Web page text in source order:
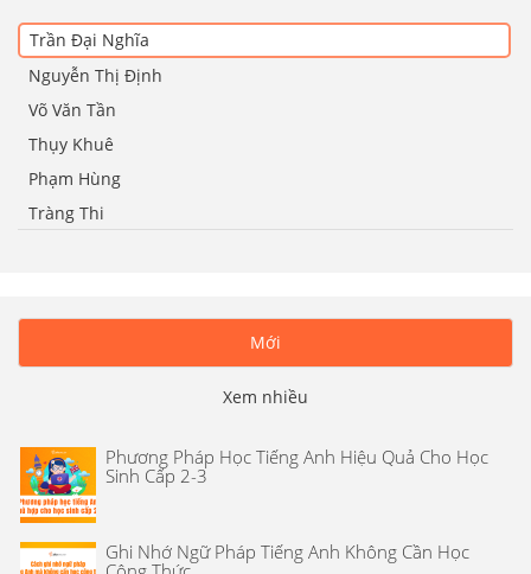
Trần Đại Nghĩa
Nguyễn Thị Định
Võ Văn Tần
Thụy Khuê
Phạm Hùng
Tràng Thi
Mới
Xem nhiều
Phương Pháp Học Tiếng Anh Hiệu Quả Cho Học
Sinh Cấp 2-3
Ghi Nhớ Ngữ Pháp Tiếng Anh Không Cần Học